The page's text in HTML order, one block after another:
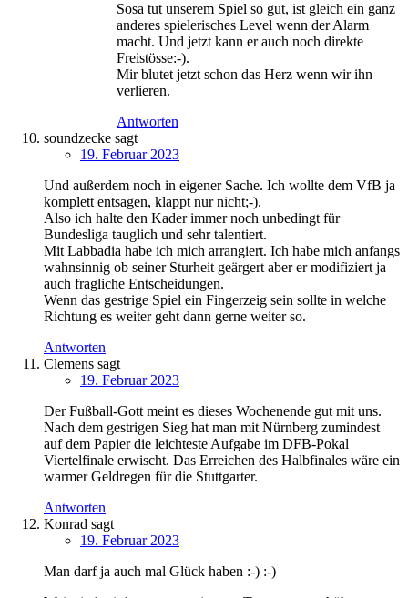
Sosa tut unserem Spiel so gut, ist gleich ein ganz
anderes spielerisches Level wenn der Alarm
macht. Und jetzt kann er auch noch direkte
Freistösse:-).
Mir blutet jetzt schon das Herz wenn wir ihn
verlieren.
Antworten
soundzecke sagt
19. Februar 2023
Und außerdem noch in eigener Sache. Ich wollte dem VfB ja
komplett entsagen, klappt nur nicht;-).
Also ich halte den Kader immer noch unbedingt für
Bundesliga tauglich und sehr talentiert.
Mit Labbadia habe ich mich arrangiert. Ich habe mich anfangs
wahnsinnig ob seiner Sturheit geärgert aber er modifiziert ja
auch fragliche Entscheidungen.
Wenn das gestrige Spiel ein Fingerzeig sein sollte in welche
Richtung es weiter geht dann gerne weiter so.
Antworten
Clemens sagt
19. Februar 2023
Der Fußball-Gott meint es dieses Wochenende gut mit uns.
Nach dem gestrigen Sieg hat man mit Nürnberg zumindest
auf dem Papier die leichteste Aufgabe im DFB-Pokal
Viertelfinale erwischt. Das Erreichen des Halbfinales wäre ein
warmer Geldregen für die Stuttgarter.
Antworten
Konrad sagt
19. Februar 2023
Man darf ja auch mal Glück haben :-) :-)